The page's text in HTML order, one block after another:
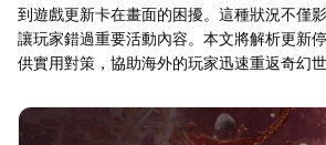
到遊戲更新卡在畫面的困擾。這種狀況不僅
讓玩家錯過重要活動內容。本文將解析更新
供實用對策，協助海外的玩家迅速重返奇幻世